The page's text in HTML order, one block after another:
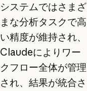
システムではさまざ
まな分析タスクで高
い精度が維持され、
Claudeによりワー
クフロー全体が管理
され、結果が統合さ